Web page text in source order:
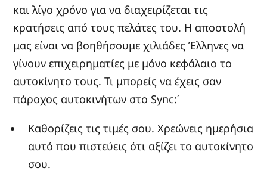
και λίγο χρόνο για να διαχειρίζεται τις
κρατήσεις από τους πελάτες του. Η αποστολή
μας είναι να βοηθήσουμε χιλιάδες Έλληνες να
γίνουν επιχειρηματίες με μόνο κεφάλαιο το
αυτοκίνητο τους. Τι μπορείς να έχεις σαν
πάροχος αυτοκινήτων στο Sync:΄
Καθορίζεις τις τιμές σου. Χρεώνεις ημερήσια
αυτό που πιστεύεις ότι αξίζει το αυτοκίνητο
σου.